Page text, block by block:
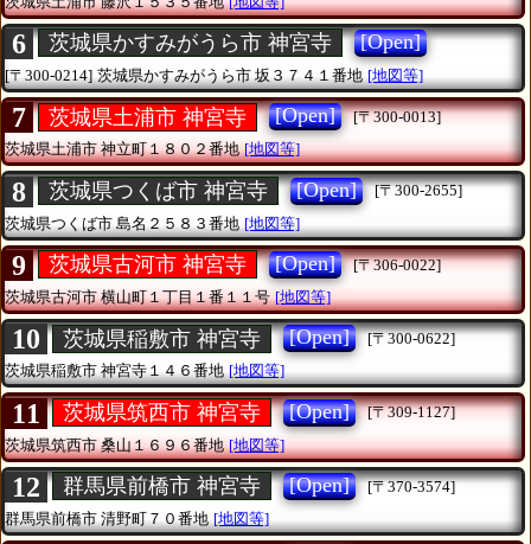
6 茨城県かすみがうら市 神宮寺 [Open]
[〒300-0214] 茨城県かすみがうら市 坂３７４１番地 [地図等]
7 茨城県土浦市 神宮寺 [Open]
[〒300-0013]
茨城県土浦市神立町１８０２番地 [地図等]
8 茨城県つくば市 神宮寺 [Open]
[〒300-2655]
茨城県つくば市 島名２５８３番地 [地図等]
9 茨城県古河市 神宮寺 [Open]
[〒306-0022]
茨城県古河市横山町１丁目１番１１号 [地図等]
10 茨城県稲敷市 神宮寺 [Open]
[〒300-0622]
茨城県稲敷市神宮寺１４６番地 [地図等]
11 茨城県筑西市 神宮寺 [Open]
[〒309-1127]
茨城県筑西市桑山１６９６番地 [地図等]
12 群馬県前橋市 神宮寺 [Open]
[〒370-3574]
群馬県前橋市 清野町７０番地 [地図等]